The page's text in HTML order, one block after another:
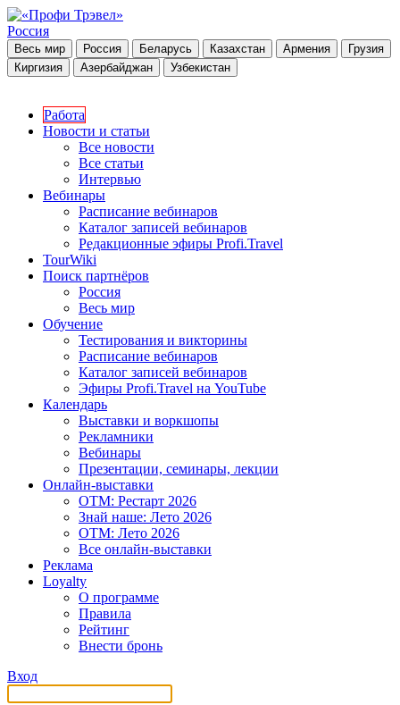
Россия
Весь мир Россия Беларусь Казахстан Армения
Грузия
Киргизия
Азербайджан Узбекистан
Работа
Новости и статьи
Все новости
Все статьи
Интервью
Вебинары
Расписание вебинаров
Каталог записей вебинаров
Редакционные эфиры Profi.Travel
TourWiki
Поиск партнёров
Россия
Весь мир
Обучение
Тестирования и викторины
Расписание вебинаров
Каталог записей вебинаров
Эфиры Profi.Travel на YouTube
Календарь
Выставки и воркшопы
Рекламники
Вебинары
Презентации, семинары, лекции
Онлайн-выставки
OTM: Рестарт 2026
Знай наше: Лето 2026
OTM: Лето 2026
Все онлайн-выставки
Реклама
Loyalty
О программе
Правила
Рейтинг
Внести бронь
Вход